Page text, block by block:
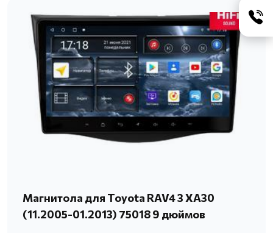
Магнитола для Toyota RAV4 3 XA30
(11.2005-01.2013) 75018 9 дюймов